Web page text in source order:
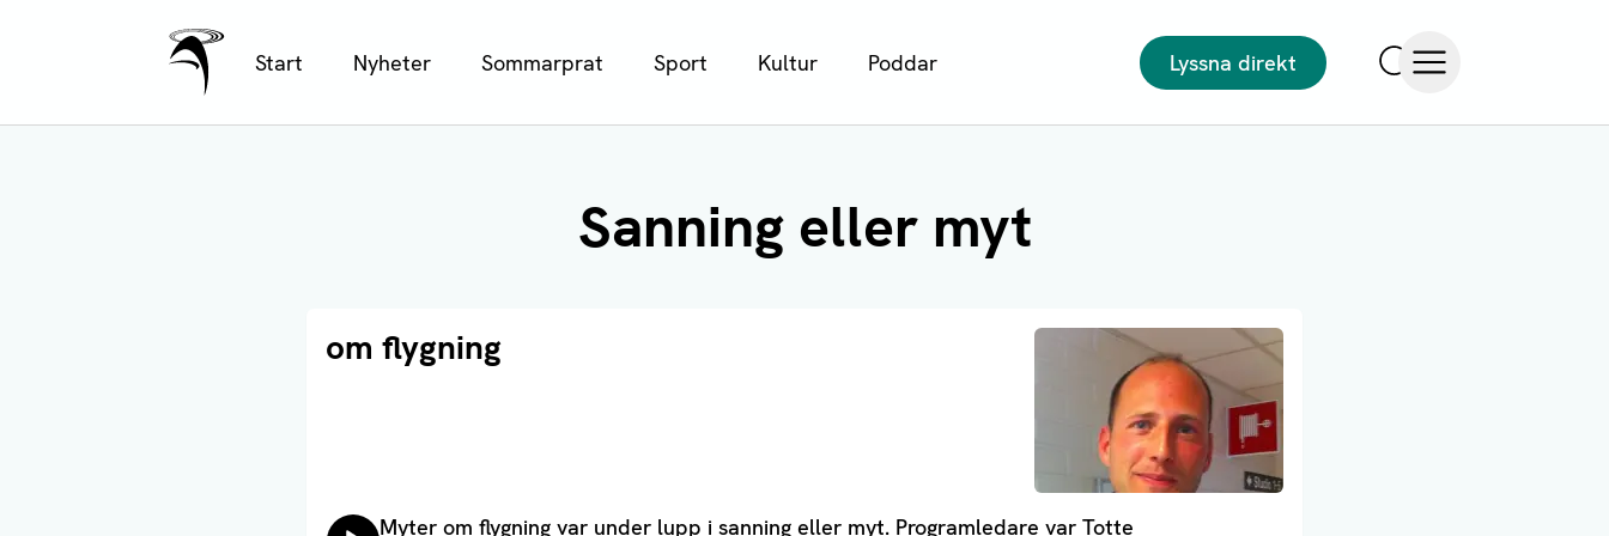
Ålands Radio & TV
Start Nyheter Sommarprat Sport Kultur Poddar
Lyssna direkt
Sanning eller myt
om flygning
Läs artikel
Lyssna på:
Myter om flygning var under lupp i sanning eller myt. Programledare var Totte